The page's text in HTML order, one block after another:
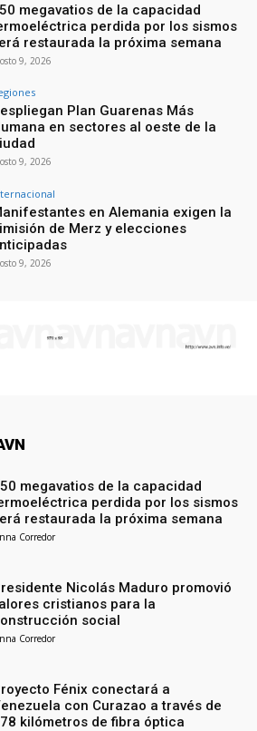
megavatios de la capacidad
perdida por los sismos
restaurada la próxima semana
9, 2026
Plan Guarenas Más
en sectores al oeste de la
9, 2026
en Alemania exigen la
de Merz y elecciones
9, 2026
megavatios de la capacidad
perdida por los sismos
restaurada la próxima semana
Corredor
Nicolás Maduro promovió
cristianos para la
social
Corredor
Fénix conectará a
con Curazao a través de
kilómetros de fibra óptica